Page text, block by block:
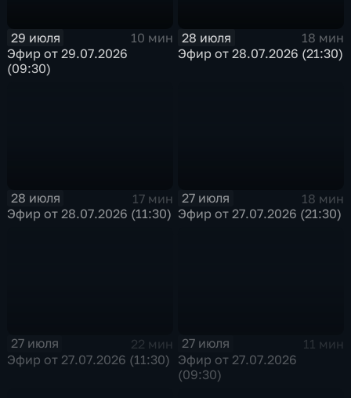
29 июля
10 мин
Эфир от 29.07.2026
(09:30)
28 июля
18 мин
Эфир от 28.07.2026 (21:30)
28 июля
17 мин
Эфир от 28.07.2026 (11:30)
27 июля
18 мин
Эфир от 27.07.2026 (21:30)
27 июля
22 мин
Эфир от 27.07.2026 (11:30)
27 июля
11 мин
Эфир от 27.07.2026
(09:30)